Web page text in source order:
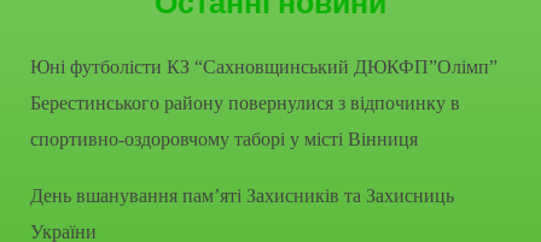
Юні футболісти КЗ “Сахновщинський ДЮКФП”Олімп”
Берестинського району повернулися з відпочинку в
спортивно-оздоровчому таборі у місті Вінниця
День вшанування пам’яті Захисників та Захисниць
України